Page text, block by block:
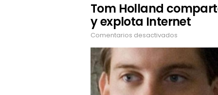
LATEST
STORIES
Tom Holland
y explota Internet
Comentarios desactivados
meme
de
Tobey
Maguire